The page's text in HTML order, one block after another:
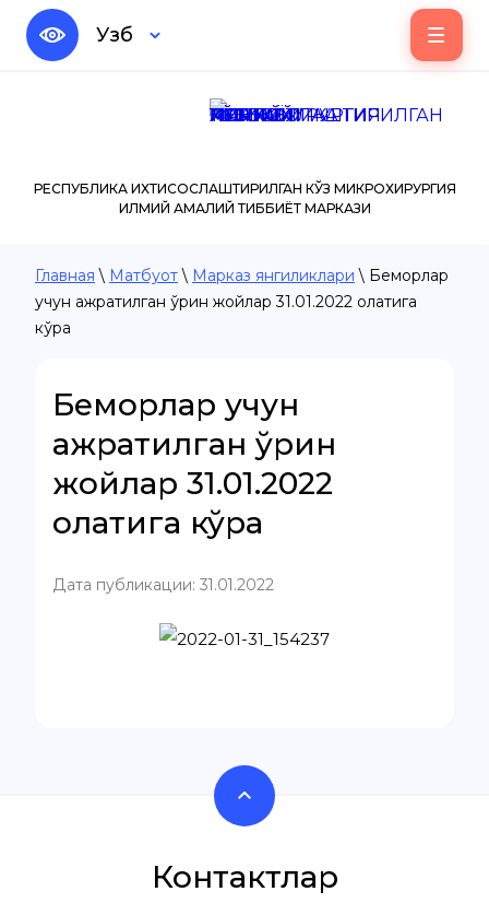
РЕСПУБЛИКА ИХТИСОСЛАШТИРИЛГАН КЎЗ МИКРОХИРУРГИЯ
ИЛМИЙ АМАЛИЙ ТИББИЁТ МАРКАЗИ
Узб
Главная \ Матбуот\ Марказ янгиликлари \ Беморлар
учун ажратилган ўрин жойлар 31.01.2022 ҳолатига
кўра
Беморлар учун
ажратилган ўрин
жойлар 31.01.2022
ҳолатига кўра
Дата публикации: 31.01.2022
Контактлар